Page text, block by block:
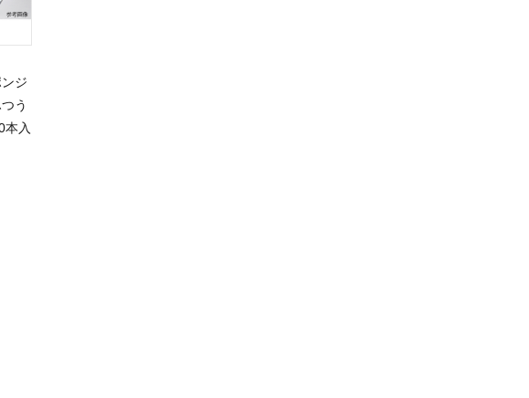
ジ
う
入